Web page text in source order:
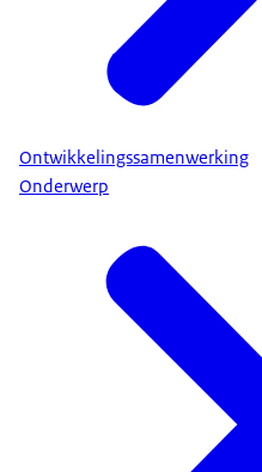
Ontwikkelingssamenwerking
Onderwerp